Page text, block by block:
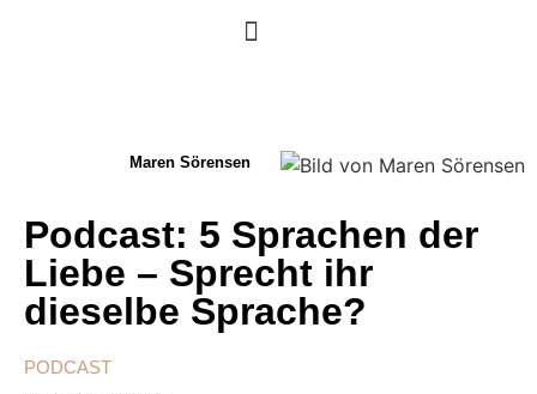
Maren Sörensen
Podcast: 5 Sprachen der
Liebe – Sprecht ihr
dieselbe Sprache?
PODCAST